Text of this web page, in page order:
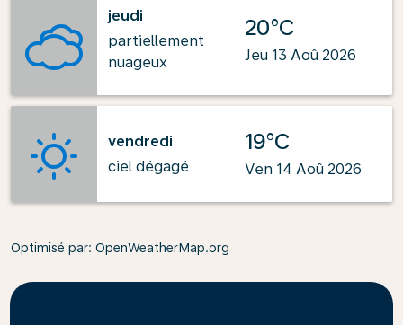
jeudi
partiellement
nuageux
20°C
Jeu 13 Aoû 2026
vendredi
ciel dégagé
19°C
Ven 14 Aoû 2026
Optimisé par: OpenWeatherMap.org